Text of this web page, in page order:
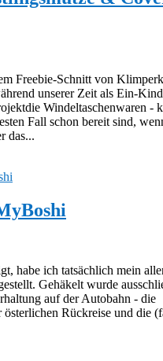
Freebie-Schnitt von
unserer Zeit als Ein-
Windeltaschenwaren -
Fall schon bereit sind,
das...
habe ich tatsächlich mein
Gehäkelt wurde
auf der Autobahn - die
Rückreise und die